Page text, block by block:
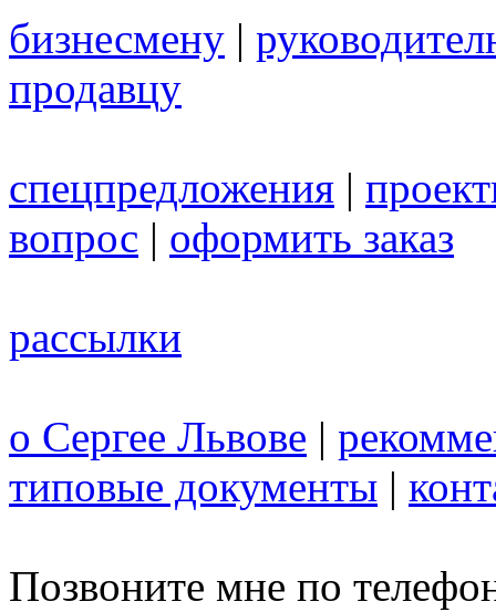
бизнесмену |
продавцу
спецпредложения |
вопрос | оформить заказ
рассылки
о Сергее Львове |
типовые документы |
Позвоните мне по